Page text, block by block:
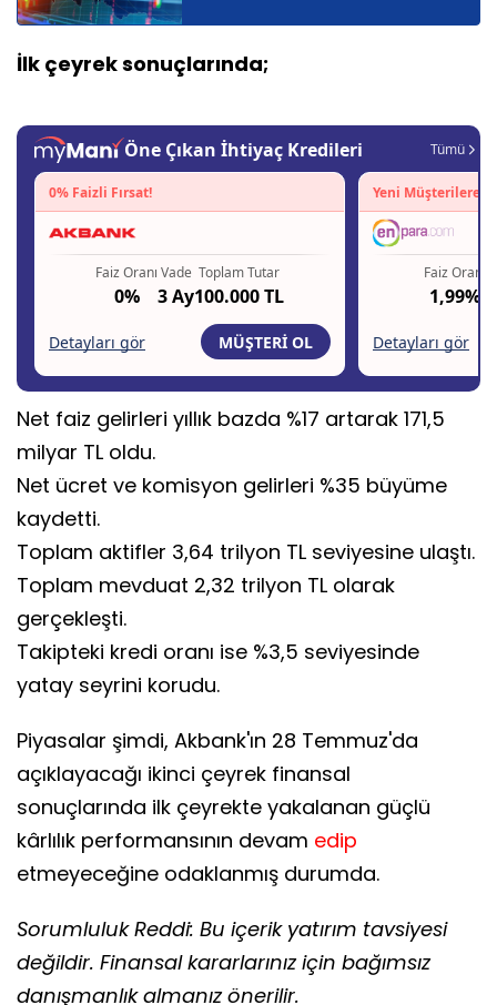
İlk çeyrek sonuçlarında;
Net faiz gelirleri yıllık bazda %17 artarak 171,5
milyar TL oldu.
Net ücret ve komisyon gelirleri %35 büyüme
kaydetti.
Toplam aktifler 3,64 trilyon TL seviyesine ulaştı.
Toplam mevduat 2,32 trilyon TL olarak
gerçekleşti.
Takipteki kredi oranı ise %3,5 seviyesinde
yatay seyrini korudu.
Piyasalar şimdi, Akbank'ın 28 Temmuz'da
açıklayacağı ikinci çeyrek finansal
sonuçlarında ilk çeyrekte yakalanan güçlü
kârlılık performansının devam edip
etmeyeceğine odaklanmış durumda.
Sorumluluk Reddi: Bu içerik yatırım tavsiyesi
değildir. Finansal kararlarınız için bağımsız
danışmanlık almanız önerilir.